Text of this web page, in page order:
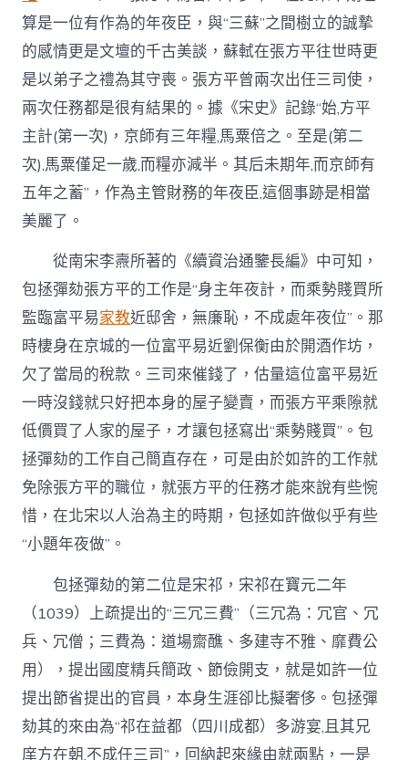
算是一位有作為的年夜臣，與“三蘇”之間樹立的誠摯
的感情更是文壇的千古美談，蘇軾在張方平往世時更
是以弟子之禮為其守喪。張方平曾兩次出任三司使，
兩次任務都是很有結果的。據《宋史》記錄“始,方平
主計(第一次)，京師有三年糧,馬粟倍之。至是(第二
次),馬粟僅足一歲,而糧亦減半。其后未期年,而京師有
五年之蓄”，作為主管財務的年夜臣,這個事跡是相當
美麗了。
從南宋李燾所著的《續資治通鑒長編》中可知，
包拯彈劾張方平的工作是“身主年夜計，而乘勢賤買所
監臨富平易家教近邸舍，無廉恥，不成處年夜位”。那
時棲身在京城的一位富平易近劉保衡由於開酒作坊，
欠了當局的稅款。三司來催錢了，估量這位富平易近
一時沒錢就只好把本身的屋子變賣，而張方平乘隙就
低價買了人家的屋子，才讓包拯寫出“乘勢賤買”。包
拯彈劾的工作自己簡直存在，可是由於如許的工作就
免除張方平的職位，就張方平的任務才能來說有些惋
惜，在北宋以人治為主的時期，包拯如許做似乎有些
“小題年夜做”。
包拯彈劾的第二位是宋祁，宋祁在寶元二年
（1039）上疏提出的“三冗三費”（三冗為：冗官、冗
兵、冗僧；三費為：道場齋醮、多建寺不雅、靡費公
用），提出國度精兵簡政、節儉開支，就是如許一位
提出節省提出的官員，本身生涯卻比擬奢侈。包拯彈
劾其的來由為“祁在益都（四川成都）多游宴,且其兄
庠方在朝,不成任三司”，回納起來緣由就兩點，一是